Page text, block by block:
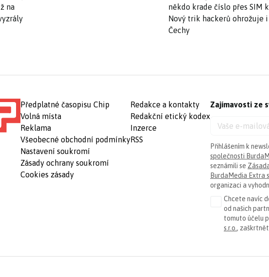
na
někdo krade číslo přes SIM
Nový trik hackerů ohrožuje i
Čechy
Předplatné časopisu Chip
Volná místa
Reklama
Všeobecné obchodní podmínky
Nastavení soukromí
Zásady ochrany soukromí
Cookies zásady
Redakce a kontakty
Redakční etický kodex
Inzerce
RSS
Zajímavosti ze
Přihlášením k
společnosti
seznámili se
BurdaMedia Extra
organizaci a
Chcete navíc
od našich
tomuto účelu
s.r.o. ,